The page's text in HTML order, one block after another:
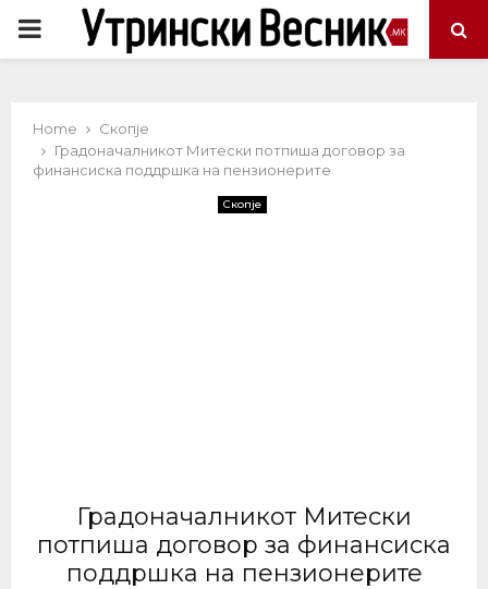
PRIMARY
Home
Скопје
Градоначалникот Митески потпиша договор за
финансиска поддршка на пензионерите
Скопје
Градоначалникот Митески
потпиша договор за финансиска
поддршка на пензионерите